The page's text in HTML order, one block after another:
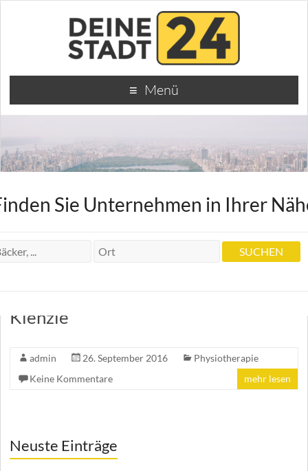
Menü
Sie Unternehmen in Ihrer
Kienzle
admin 26. September 2016
Physiotherapie
Keine Kommentare
mehr lesen
Neuste Einträge